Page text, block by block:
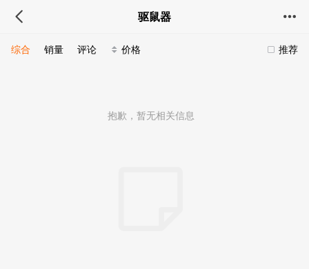
驱鼠器
推荐
综合 销量 评论 价格
抱歉，暂无相关信息